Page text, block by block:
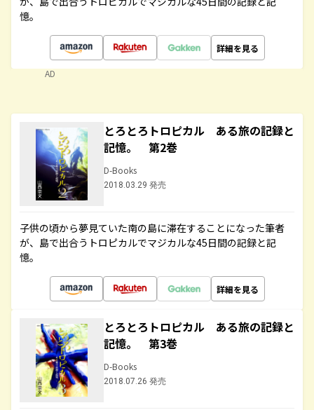
憶。
詳細を見る
AD
とろとろトロピカル ある旅の記録と
記憶。 第2巻
D-Books
2018.03.29 発売
子供の頃から夢見ていた南の島に滞在することになった筆者
が、島で出合うトロピカルでマジカルな45日間の記録と記
憶。
詳細を見る
とろとろトロピカル ある旅の記録と
記憶。 第3巻
D-Books
2018.07.26 発売